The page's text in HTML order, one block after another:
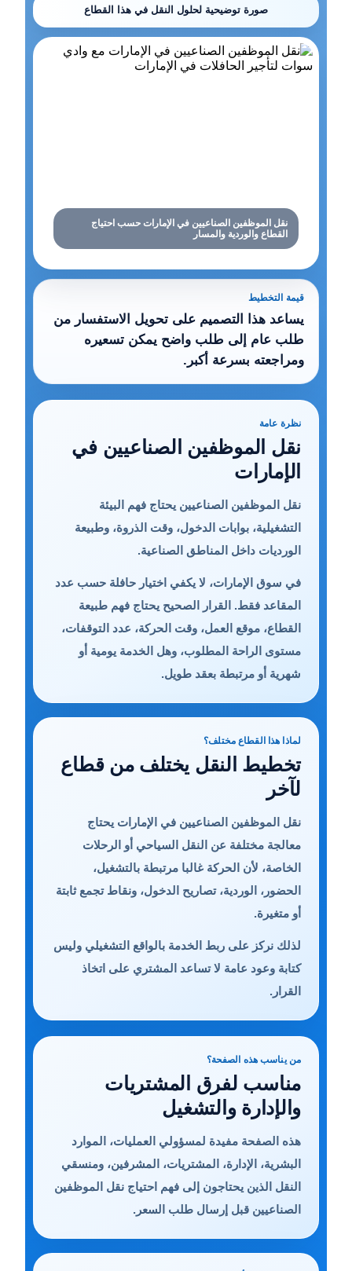
صورة توضيحية لحلول النقل في هذا القطاع
نقل الموظفين الصناعيين في الإمارات حسب احتياج
القطاع والوردية والمسار
قيمة التخطيط
يساعد هذا التصميم على تحويل الاستفسار من
طلب عام إلى طلب واضح يمكن تسعيره
ومراجعته بسرعة أكبر.
نظرة عامة
نقل الموظفين الصناعيين في
الإمارات
نقل الموظفين الصناعيين يحتاج فهم البيئة
التشغيلية، بوابات الدخول، وقت الذروة، وطبيعة
الورديات داخل المناطق الصناعية.
في سوق الإمارات، لا يكفي اختيار حافلة حسب عدد
المقاعد فقط. القرار الصحيح يحتاج فهم طبيعة
القطاع، موقع العمل، وقت الحركة، عدد التوقفات،
مستوى الراحة المطلوب، وهل الخدمة يومية أو
شهرية أو مرتبطة بعقد طويل.
لماذا هذا القطاع مختلف؟
تخطيط النقل يختلف من قطاع
لآخر
نقل الموظفين الصناعيين في الإمارات يحتاج
معالجة مختلفة عن النقل السياحي أو الرحلات
الخاصة، لأن الحركة غالبا مرتبطة بالتشغيل،
الحضور، الوردية، تصاريح الدخول، ونقاط تجمع ثابتة
أو متغيرة.
لذلك نركز على ربط الخدمة بالواقع التشغيلي وليس
كتابة وعود عامة لا تساعد المشتري على اتخاذ
القرار.
من يناسب هذه الصفحة؟
مناسب لفرق المشتريات
والإدارة والتشغيل
هذه الصفحة مفيدة لمسؤولي العمليات، الموارد
البشرية، الإدارة، المشتريات، المشرفين، ومنسقي
النقل الذين يحتاجون إلى فهم احتياج نقل الموظفين
الصناعيين قبل إرسال طلب السعر.